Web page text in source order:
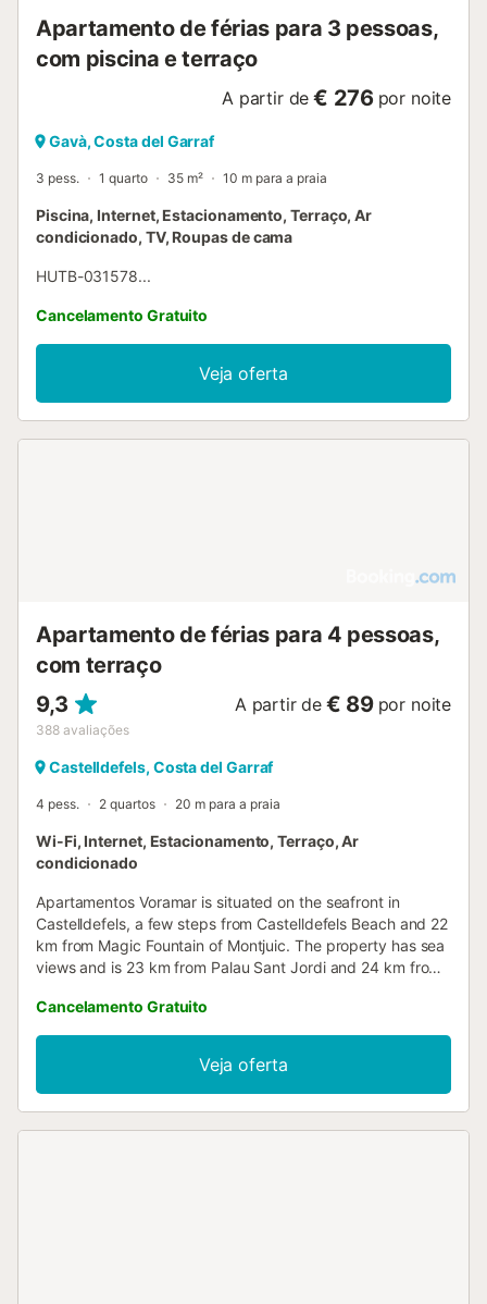
Apartamento de férias para 3 pessoas,
com piscina e terraço
A partir de € 276 por noite
Gavà, Costa del Garraf
3 pess. 1 quarto 35 m² 10 m para a praia
Piscina, Internet, Estacionamento, Terraço, Ar
condicionado, TV, Roupas de cama
HUTB-031578...
Cancelamento Gratuito
Veja oferta
Apartamento de férias para 4 pessoas,
com terraço
9,3
388 avaliações
A partir de € 89 por noite
Castelldefels, Costa del Garraf
4 pess. 2 quartos 20 m para a praia
Wi-Fi, Internet, Estacionamento, Terraço, Ar
condicionado
Apartamentos Voramar is situated on the seafront in
Castelldefels, a few steps from Castelldefels Beach and 22
km from Magic Fountain of Montjuic. The property has sea
views and is 23 km from Palau Sant Jordi and 24 km from
Cancelamento Gratuito
Veja oferta